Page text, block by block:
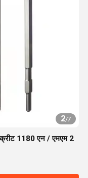
2/7
1180 एन / एमएम 2